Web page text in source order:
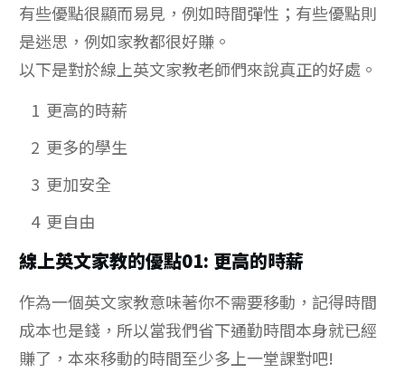
有些優點很顯而易見，例如時間彈性；有些優點則
是迷思，例如家教都很好賺。
以下是對於線上英文家教老師們來說真正的好處。
1 更高的時薪
2 更多的學生
3 更加安全
4 更自由
線上英文家教的優點01: 更高的時薪
作為一個英文家教意味著你不需要移動，記得時間
成本也是錢，所以當我們省下通勤時間本身就已經
賺了，本來移動的時間至少多上一堂課對吧!